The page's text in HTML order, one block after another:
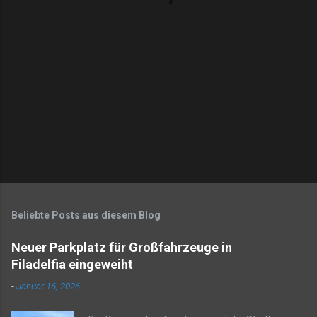
Beliebte Posts aus diesem Blog
Neuer Parkplatz für Großfahrzeuge in
Filadelfia eingeweiht
-Januar 16, 2026